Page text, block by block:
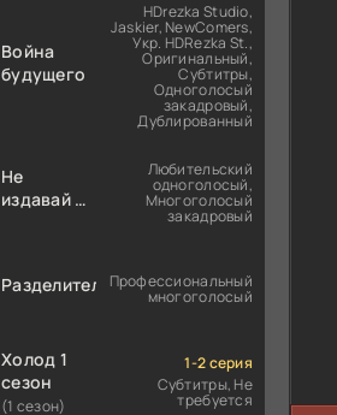
Война
будущего
HDrezka Studio,
Jaskier, NewComers,
Укр. HDRezka St.,
Оригинальный,
Субтитры,
Одноголосый
закадровый,
Дублированный
Не
издавай ни
Любительский
одноголосый,
Многоголосый
закадровый
РазделительПрофессиональный
многоголосый
Холод 1
сезон
(1 сезон)
1-2 серия
Субтитры, Не
требуется